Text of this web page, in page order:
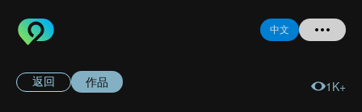
中文
返回 作品 1K+